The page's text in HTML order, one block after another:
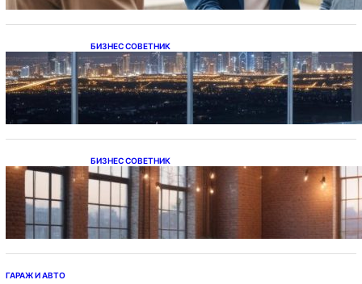
БИЗНЕС СОВЕТНИК
Каталог светодиодных светильников и
LED-освещения в Казахстане
БИЗНЕС СОВЕТНИК
Подвесные светодиодные светильники на
тросе
ГАРАЖ И АВТО